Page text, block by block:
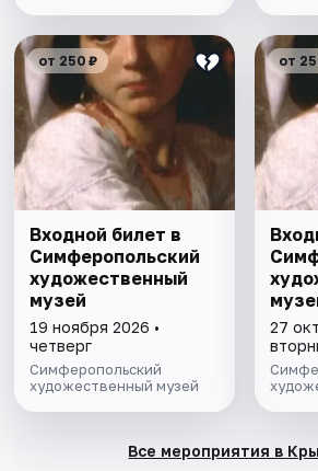
от 250 ₽
Входной билет в
Симферопольский
художественный
музей
19 ноября 2026 •
четверг
Симферопольский
художественный музей
от
27
Все мероприятия в